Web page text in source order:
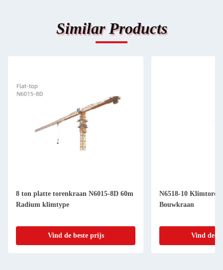
Similar Products
8 ton platte torenkraan N6015-8D 60m
Radium klimtype
Vind de beste prijs
N6518-10
Bouwkraan
Vind de